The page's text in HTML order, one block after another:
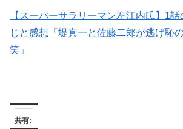
【スーパーサラリーマン左江内氏】1
じと感想「堤真一と佐藤二郎が逃げ恥
笑」
共有: